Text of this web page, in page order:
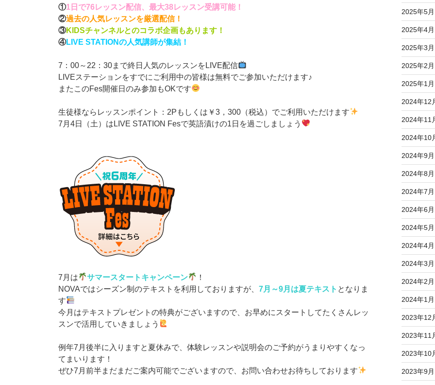
①1日で76レッスン配信、最大38レッスン受講可能！
②過去の人気レッスンを厳選配信！
③KIDSチャンネルとのコラボ企画もあります！
④LIVE STATIONの人気講師が集結！
7：00～22：30まで終日人気のレッスンをLIVE配信
LIVEステーションをすでにご利用中の皆様は無料でご参加いただけます♪
またこのFes開催日のみ参加もOKです
生徒様ならレッスンポイント：2Pもしくは￥3，300（税込）でご利用いただけます
7月4日（土）はLIVE STATION Fesで英語漬けの1日を過ごしましょう
7月は サマースタートキャンペーン
！
NOVAではシーズン制のテキストを利用しておりますが、 7月～9月は夏テキスト となりま
す
今月はテキストプレゼントの特典がございますので、お早めにスタートしてたくさんレッ
スンで活用していきましょう
例年7月後半に入りますと夏休みで、体験レッスンや説明会のご予約がうまりやすくなっ
てまいります！
ぜひ7月前半まだまだご案内可能でございますので、お問い合わせお待ちしております
2025年5月
2025年4月
2025年3月
2025年2月
2025年1月
2024年12
2024年11
2024年10
2024年9月
2024年8月
2024年7月
2024年6月
2024年5月
2024年4月
2024年3月
2024年2月
2024年1月
2023年12
2023年11
2023年10
2023年9月